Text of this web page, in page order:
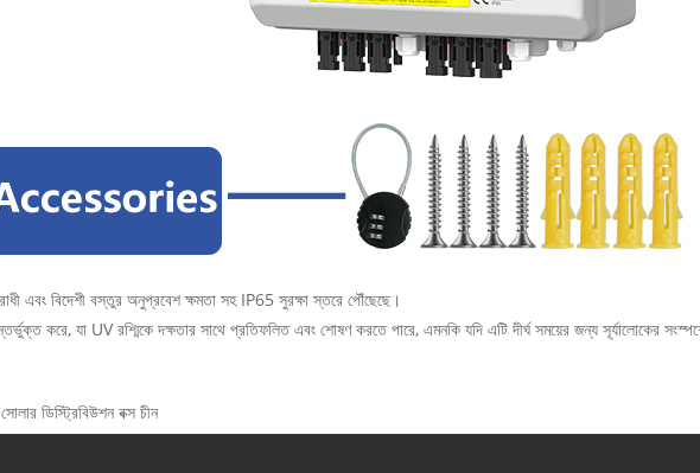
এবং বিদেশী বস্তুর অনুপ্রবেশ ক্ষমতা সহ IP65 সুরক্ষা স্তরে পৌঁছেছে।
করে, যা UV রশ্মিকে দক্ষতার সাথে প্রতিফলিত এবং শোষণ করতে পারে, এমনকি যদি এটি দীর্ঘ সময়ের জন্য সূর্যালোকের
ডিস্ট্রিবিউশন বক্স চীন